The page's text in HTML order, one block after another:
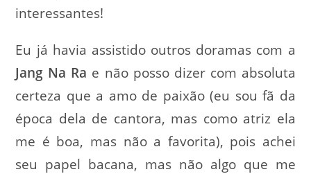
interessantes!
Eu já havia assistido outros doramas com a
Jang Na Ra e não posso dizer com absoluta
certeza que a amo de paixão (eu sou fã da
época dela de cantora, mas como atriz ela
me é boa, mas não a favorita), pois achei
seu papel bacana, mas não algo que me